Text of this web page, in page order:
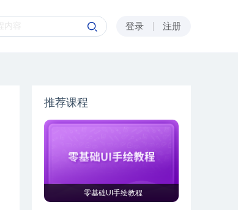
登录 注册
推荐课程
零基础UI手绘教程